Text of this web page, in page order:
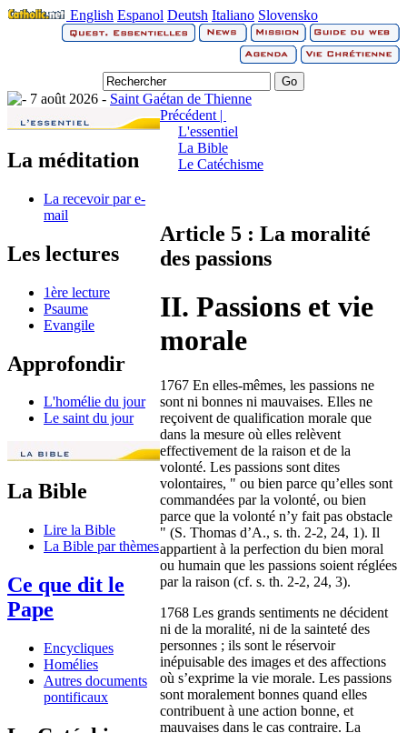
English Espanol Deutsh Italiano Slovensko
7 août 2026 - Saint Gaétan de Thienne
La méditation
La recevoir par e-
mail
Les lectures
1ère lecture
Psaume
Evangile
Approfondir
L'homélie du jour
Le saint du jour
La Bible
Lire la Bible
La Bible par thèmes
Ce que dit le
Pape
Encycliques
Homélies
Autres documents
pontificaux
Précédent |
L'essentiel
La Bible
Le Catéchisme
Article 5 : La moralité
des passions
II. Passions et vie
morale
1767 En elles-mêmes, les passions ne
sont ni bonnes ni mauvaises. Elles ne
reçoivent de qualification morale que
dans la mesure où elles relèvent
effectivement de la raison et de la
volonté. Les passions sont dites
volontaires, " ou bien parce qu’elles sont
commandées par la volonté, ou bien
parce que la volonté n’y fait pas obstacle
" (S. Thomas d’A., s. th. 2-2, 24, 1). Il
appartient à la perfection du bien moral
ou humain que les passions soient réglées
par la raison (cf. s. th. 2-2, 24, 3).
1768 Les grands sentiments ne décident
ni de la moralité, ni de la sainteté des
personnes ; ils sont le réservoir
inépuisable des images et des affections
où s’exprime la vie morale. Les passions
sont moralement bonnes quand elles
contribuent à une action bonne, et
mauvaises dans le cas contraire. La